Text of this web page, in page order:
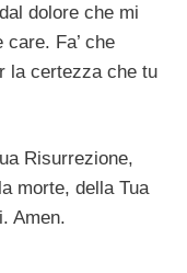
dolore che mi
Fa’ che
la certezza che tu
Risurrezione,
morte, della Tua
Amen.